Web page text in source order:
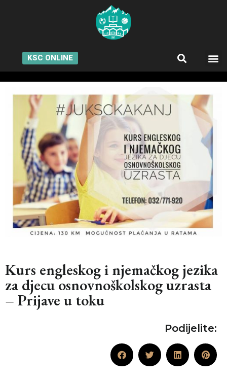
KSC ONLINE
Kurs engleskog i njemačkog jezika
za djecu osnovnoškolskog uzrasta
– Prijave u toku
Podijelite: